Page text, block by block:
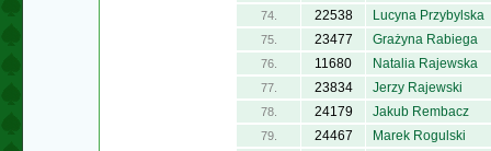
74. 22538 Lucyna Przybylska
75. 23477 Grażyna Rabiega
76. 11680 Natalia Rajewska
77. 23834 Jerzy Rajewski
78. 24179 Jakub Rembacz
79. 24467 Marek Rogulski